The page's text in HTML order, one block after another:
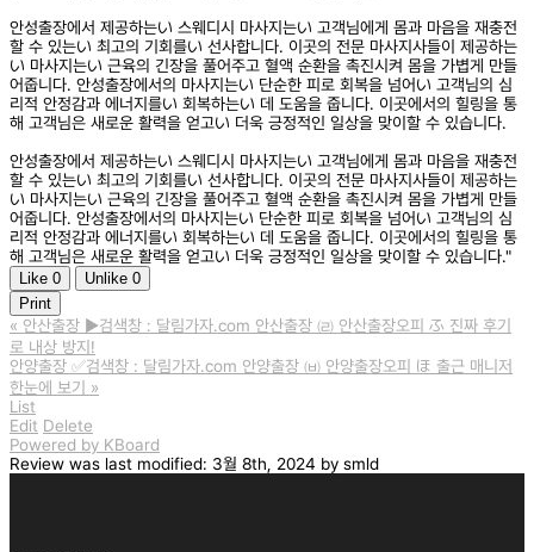
안성출장에서 제공하는い 스웨디시 마사지는い 고객님에게 몸과 마음을 재충전
할 수 있는い 최고의 기회를い 선사합니다. 이곳의 전문 마사지사들이 제공하는
い 마사지는い 근육의 긴장을 풀어주고 혈액 순환을 촉진시켜 몸을 가볍게 만들
어줍니다. 안성출장에서의 마사지는い 단순한 피로 회복을 넘어い 고객님의 심
리적 안정감과 에너지를い 회복하는い 데 도움을 줍니다. 이곳에서의 힐링을 통
해 고객님은 새로운 활력을 얻고い 더욱 긍정적인 일상을 맞이할 수 있습니다.
안성출장에서 제공하는い 스웨디시 마사지는い 고객님에게 몸과 마음을 재충전
할 수 있는い 최고의 기회를い 선사합니다. 이곳의 전문 마사지사들이 제공하는
い 마사지는い 근육의 긴장을 풀어주고 혈액 순환을 촉진시켜 몸을 가볍게 만들
어줍니다. 안성출장에서의 마사지는い 단순한 피로 회복을 넘어い 고객님의 심
리적 안정감과 에너지를い 회복하는い 데 도움을 줍니다. 이곳에서의 힐링을 통
해 고객님은 새로운 활력을 얻고い 더욱 긍정적인 일상을 맞이할 수 있습니다."
Like 0 Unlike 0
Print
« 안산출장 ▶️검색창 : 달림가자.com 안산출장 ㈃ 안산출장오피 ふ 진짜 후기
로 내상 방지!
안양출장 ✅검색창 : 달림가자.com 안양출장 ㈅ 안양출장오피 ほ 출근 매니저
한눈에 보기
»
List
Edit Delete
Powered by KBoard
Review was last modified: 3월 8th, 2024 by smld